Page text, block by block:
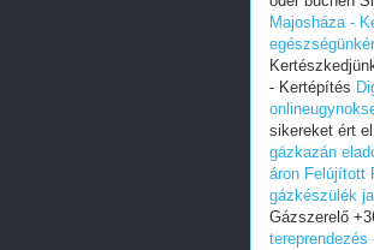
Majosháza -
- Kertépítés
sikereket ért
gázkazán
áron Felújított
gázkészülék
Gázszerelő